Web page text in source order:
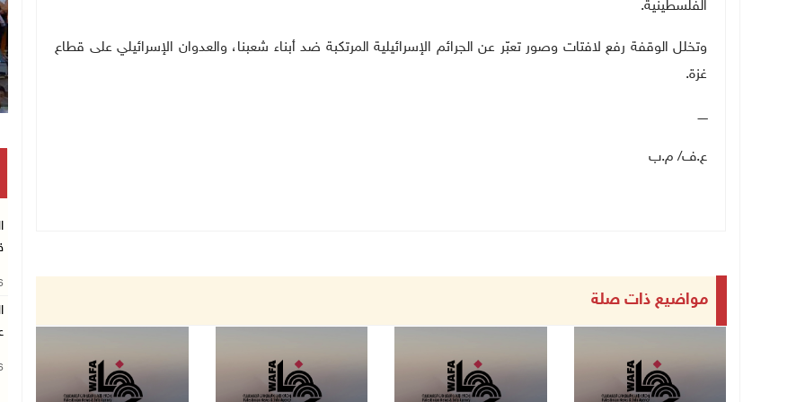
الفلسطينية.
وتخلل الوقفة رفع لافتات وصور تعبّر عن الجرائم الإسرائيلية المرتكبة ضد أبناء شعبنا، والعدوان الإسرائيلي على قطاع
غزة.
ـــــ
ع.ف/ م.ب
مواضيع ذات صلة